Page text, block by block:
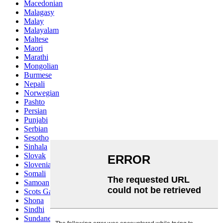
Macedonian
Malagasy
Malay
Malayalam
Maltese
Maori
Marathi
Mongolian
Burmese
Nepali
Norwegian
Pashto
Persian
Punjabi
Serbian
Sesotho
Sinhala
Slovak
Slovenian
Somali
Samoan
Scots Gaelic
Shona
Sindhi
Sundanese